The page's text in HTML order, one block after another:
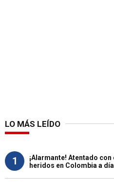
LO MÁS LEÍDO
1
¡Alarmante! Atentado
heridos en Colombia a